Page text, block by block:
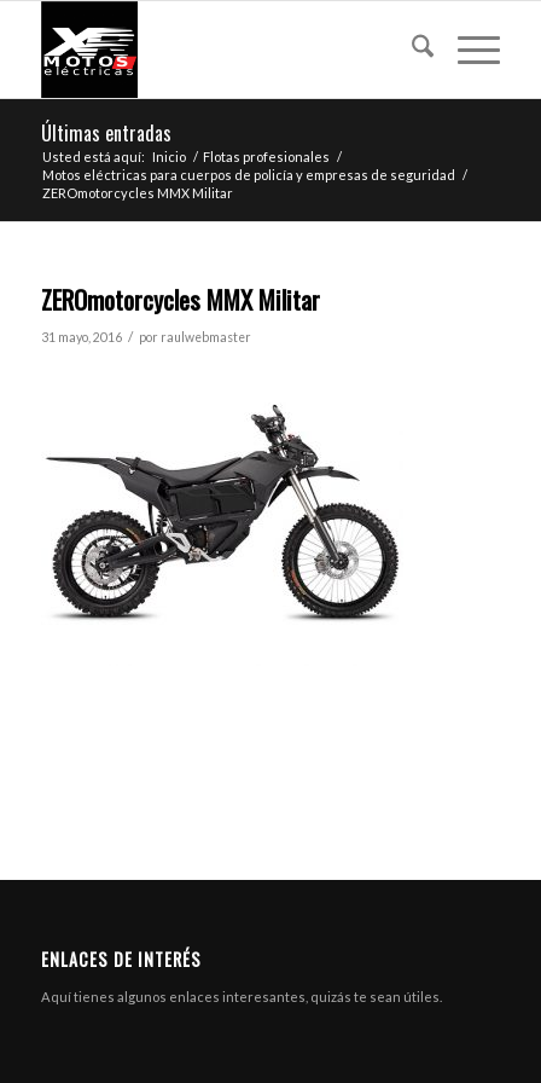
Últimas entradas
Usted está aquí: Inicio / Flotas profesionales /
Motos eléctricas para cuerpos de policía y empresas de seguridad /
ZEROmotorcycles MMX Militar
ZEROmotorcycles MMX Militar
31 mayo, 2016 / por raulwebmaster
ENLACES DE INTERÉS
Aquí tienes algunos enlaces interesantes, quizás te sean útiles.